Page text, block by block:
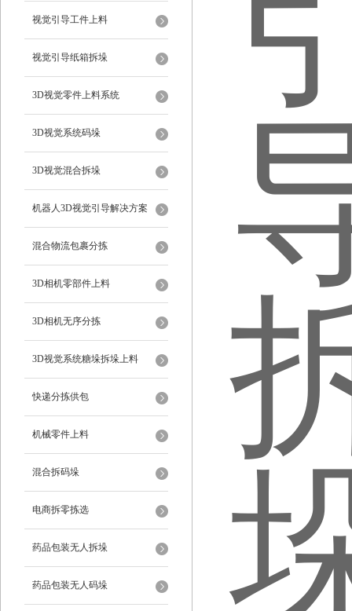
视觉引导工件上料
视觉引导纸箱拆垛
3D视觉零件上料系统
3D视觉系统码垛
3D视觉混合拆垛
机器人3D视觉引导解决方案
混合物流包裹分拣
3D相机零部件上料
3D相机无序分拣
3D视觉系统糖垛拆垛上料
快递分拣供包
机械零件上料
混合拆码垛
电商拆零拣选
药品包装无人拆垛
药品包装无人码垛